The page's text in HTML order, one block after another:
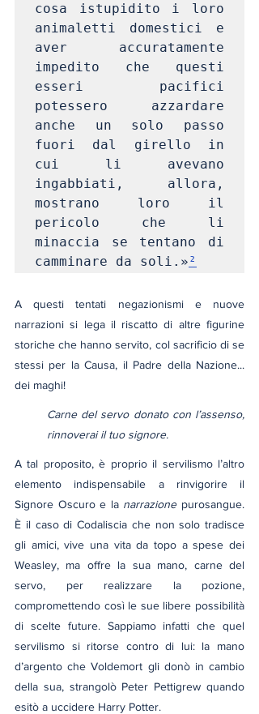
cosa istupidito i loro
animaletti domestici e
aver accuratamente
impedito che questi
esseri pacifici
potessero azzardare
anche un solo passo
fuori dal girello in
cui li avevano
ingabbiati, allora,
mostrano loro il
pericolo che li
minaccia se tentano di
camminare da soli.»²
A questi tentati negazionismi e nuove
narrazioni si lega il riscatto di altre figurine
storiche che hanno servito, col sacrificio di se
stessi per la Causa, il Padre della Nazione...
dei maghi!
Carne del servo donato con l’assenso,
rinnoverai il tuo signore.
A tal proposito, è proprio il servilismo l’altro
elemento indispensabile a rinvigorire il
Signore Oscuro e la narrazione purosangue.
È il caso di Codaliscia che non solo tradisce
gli amici, vive una vita da topo a spese dei
Weasley, ma offre la sua mano, carne del
servo, per realizzare la pozione,
compromettendo così le sue libere possibilità
di scelte future. Sappiamo infatti che quel
servilismo si ritorse contro di lui: la mano
d’argento che Voldemort gli donò in cambio
della sua, strangolò Peter Pettigrew quando
esitò a uccidere Harry Potter.